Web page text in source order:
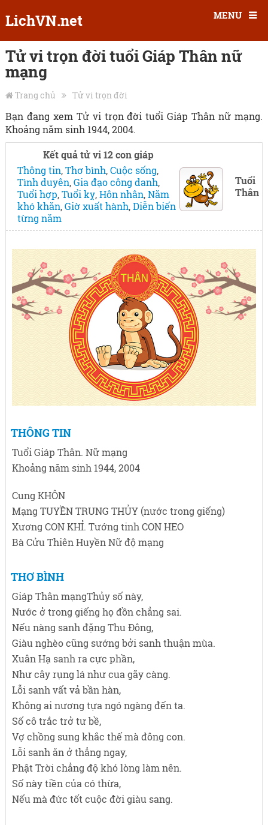
LichVN.net MENU
Tử vi trọn đời tuổi Giáp Thân nữ
mạng
Trang chủ Tử vi trọn đời
Bạn đang xem Tử vi trọn đời tuổi Giáp Thân nữ mạng.
Khoảng năm sinh 1944, 2004.
Kết quả tử vi 12 con giáp
Thông tin,Thơ bình,Cuộc sống,
Tình duyên,Gia đạo công danh,
Tuổi hợp,Tuổi kỵ,Hôn nhân,Năm
khó khăn,Giờ xuất hành,Diễn biến
từng năm
Tuổi
Thân
THÔNG TIN
Tuổi Giáp Thân. Nữ mạng
Khoảng năm sinh 1944, 2004
Cung KHÔN
Mạng TUYỀN TRUNG THỦY (nước trong giếng)
Xương CON KHỈ. Tướng tinh CON HEO
Bà Cửu Thiên Huyền Nữ độ mạng
THƠ BÌNH
Giáp Thân mạngThủy số này,
Nước ở trong giếng họ đồn chẳng sai.
Nếu nàng sanh đặng Thu Đông,
Giàu nghèo cũng sướng bởi sanh thuận mùa.
Xuân Hạ sanh ra cực phần,
Như cây rụng lá như cua gãy càng.
Lỗi sanh vất vả bần hàn,
Không ai nương tựa ngó ngàng đến ta.
Số cô trắc trở tư bề,
Vợ chồng sung khắc thế mà đông con.
Lỗi sanh ăn ở thẳng ngay,
Phật Trời chẳng độ khó lòng làm nên.
Số này tiền của có thừa,
Nếu mà đức tốt cuộc đời giàu sang.